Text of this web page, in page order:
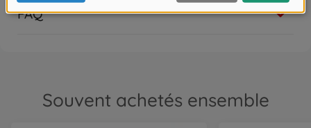
FAQ
Souvent achetés ensemble